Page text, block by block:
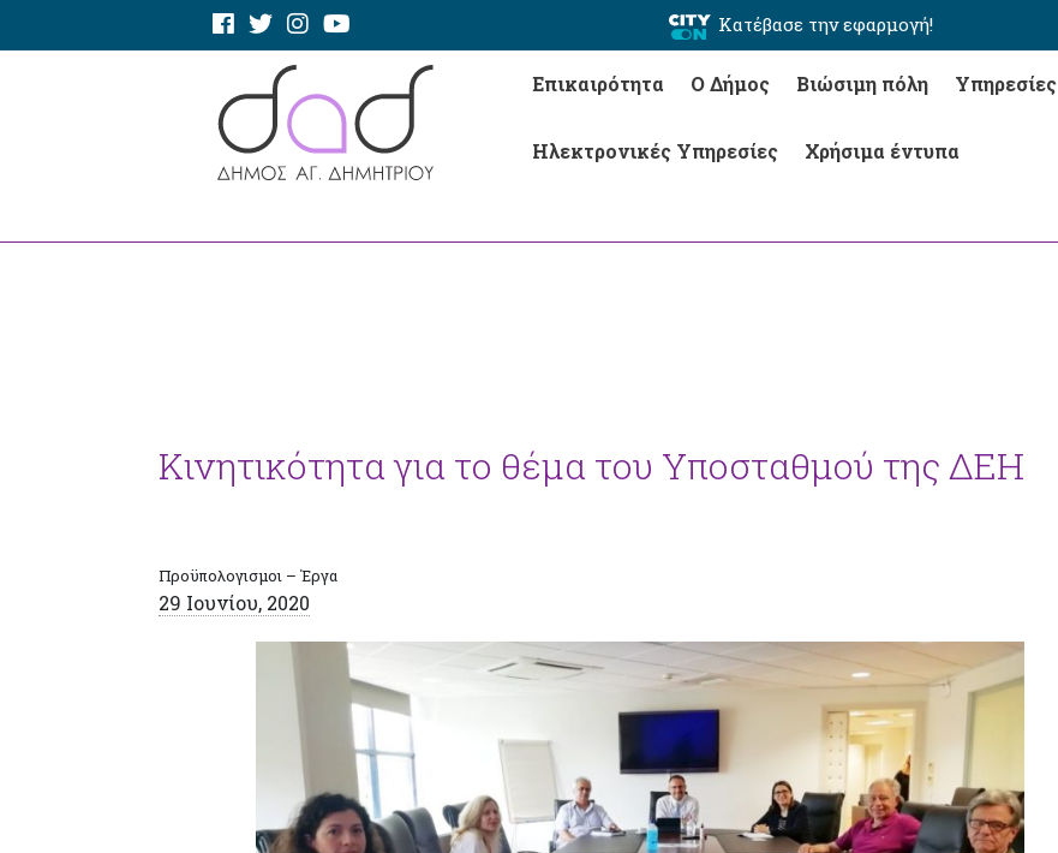
Κατέβασε την εφαρμογή!
Επικαιρότητα Ο Δήμος Βιώσιμη πόλη Υπηρεσίες
Ηλεκτρονικές Υπηρεσίες Χρήσιμα έντυπα
Κινητικότητα για το θέμα του Υποσταθμού της ΔΕΗ
Προϋπολογισμοι – Έργα
29 Ιουνίου, 2020